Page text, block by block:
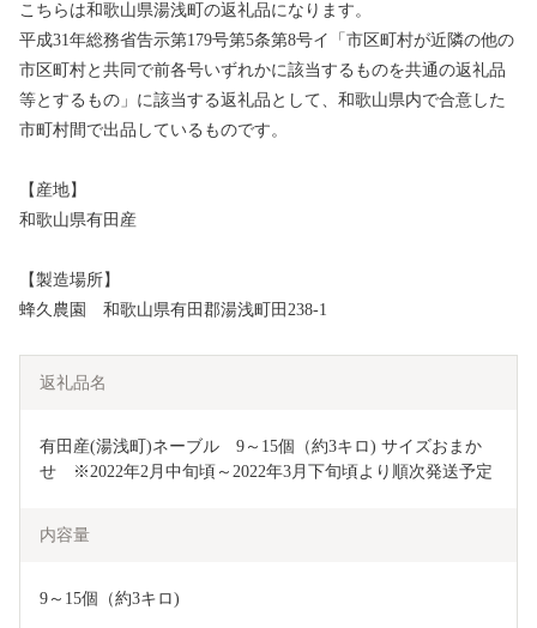
こちらは和歌山県湯浅町の返礼品になります。
平成31年総務省告示第179号第5条第8号イ「市区町村が近隣の他の
市区町村と共同で前各号いずれかに該当するものを共通の返礼品
等とするもの」に該当する返礼品として、和歌山県内で合意した
市町村間で出品しているものです。
【産地】
和歌山県有田産
【製造場所】
蜂久農園 和歌山県有田郡湯浅町田238-1
返礼品名
有田産(湯浅町)ネーブル　9～15個（約3キロ) サイズおまか
せ　※2022年2月中旬頃～2022年3月下旬頃より順次発送予定
内容量
9～15個（約3キロ)